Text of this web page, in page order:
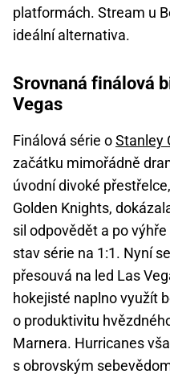
platformách. Stream u
ideální alternativa.
Srovnaná finálová
Vegas
Finálová série oStanley
začátku mimořádně
úvodní divoké
Golden Knights,
sil odpovědět a po
stav série na 1:1. Nyní
přesouvá na led Las
hokejisté naplno využít
o produktivitu
Marnera. Hurricanes
s obrovským